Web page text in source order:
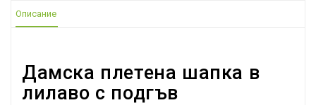
Описание
Дамска плетена шапка в
лилаво с подгъв